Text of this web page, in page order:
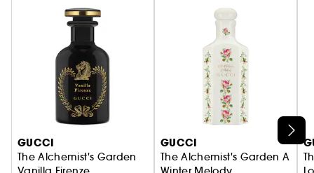
Ignorer le carrousel produits
GUCCI
The Alchemist's Garden
GUCCI
The Alchemist's Garden A